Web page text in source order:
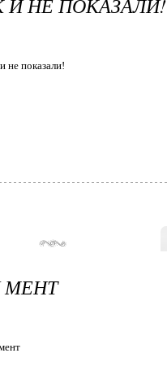
не показали!